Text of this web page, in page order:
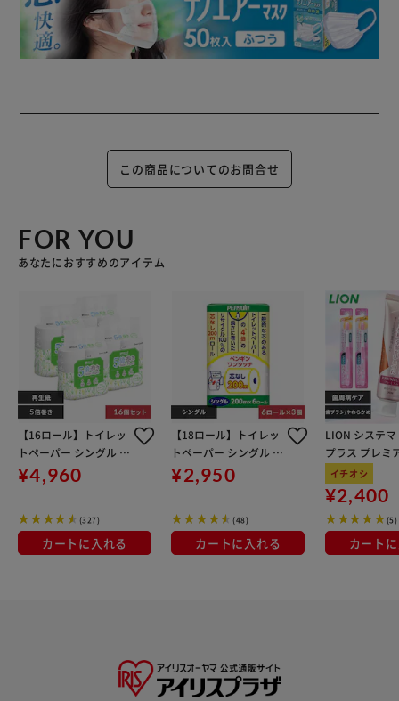
この商品についてのお問合せ
FOR YOU
あなたにおすすめのアイテム
【16ロール】トイレッ
トペーパー シングル 5
倍巻 4ロール×4個セッ
トスマートエール
¥4,960
(327)
カートに入れる
【18ロール】トイレッ
トペーパー シングル 4
倍巻 ペンギン
¥2,950
(48)
カートに入れる
LION システ
プラス プレミ
ガキ 4点セッ
ガキ・ハブラ
デンタルリン
ガントFミン
イチオシ
¥2,400
(5)
カート